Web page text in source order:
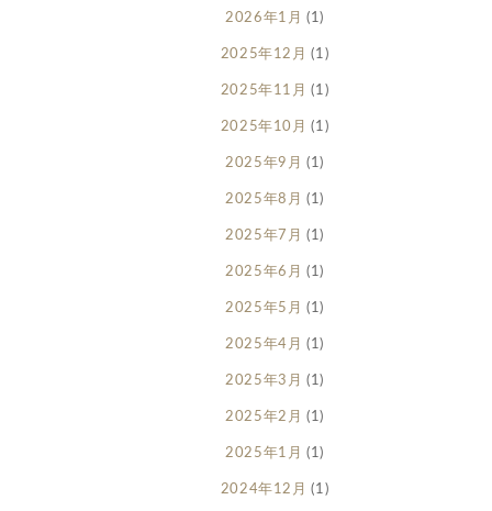
2026年1月 (1)
2025年12月 (1)
2025年11月 (1)
2025年10月 (1)
2025年9月 (1)
2025年8月 (1)
2025年7月 (1)
2025年6月 (1)
2025年5月 (1)
2025年4月 (1)
2025年3月 (1)
2025年2月 (1)
2025年1月 (1)
2024年12月 (1)